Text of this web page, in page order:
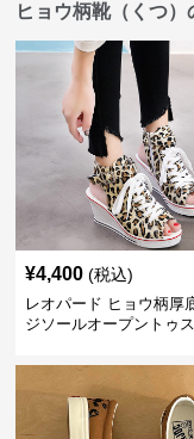
ヒョウ柄靴（くつ）
¥4,400 (税込)
レオパード ヒョウ柄厚
ジソールオープントゥ